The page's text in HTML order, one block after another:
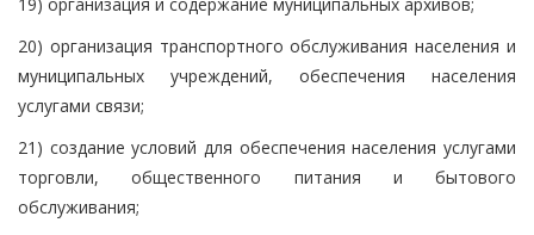
20) организация транспортного обслуживания населения и
муниципальных учреждений, обеспечения населения
услугами связи;
21) создание условий для обеспечения населения услугами
торговли, общественного питания и бытового
обслуживания;